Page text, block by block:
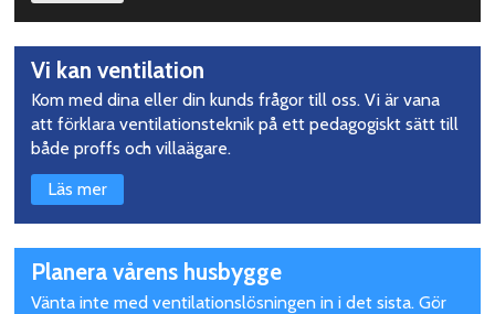
Vi kan ventilation
Kom med dina eller din kunds frågor till oss. Vi är vana
att förklara ventilationsteknik på ett pedagogiskt sätt till
både proffs och villaägare.
Läs mer
Planera vårens husbygge
Vänta inte med ventilationslösningen in i det sista. Gör